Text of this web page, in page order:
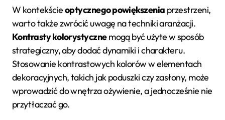
W kontekścieoptycznego powiększenia przestrzeni,
warto także zwrócić uwagę na techniki aranżacji.
Kontrasty kolorystycznemogą być użyte w sposób
strategiczny, aby dodać dynamiki i charakteru.
Stosowanie kontrastowych kolorów w elementach
dekoracyjnych, takich jak poduszki czy zasłony, może
wprowadzić do wnętrza ożywienie, a jednocześnie nie
przytłaczać go.